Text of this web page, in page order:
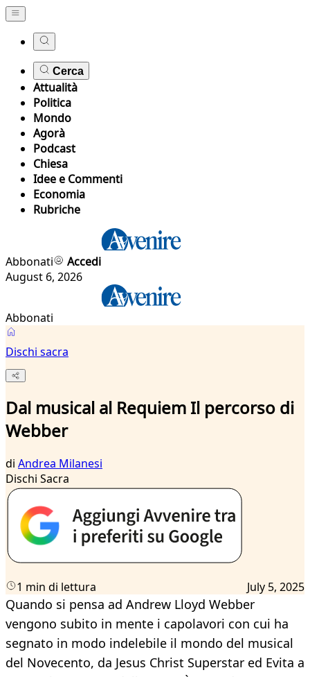
Cerca
Attualità
Politica
Mondo
Agorà
Podcast
Chiesa
Idee e Commenti
Economia
Rubriche
Abbonati
Accedi
August 6, 2026
Abbonati
Dischi sacra
Dal musical al Requiem Il percorso di
Webber
di Andrea Milanesi
Dischi Sacra
1 min di lettura July 5, 2025
Quando si pensa ad Andrew Lloyd Webber
vengono subito in mente i capolavori con cui ha
segnato in modo indelebile il mondo del musical
del Novecento, da Jesus Christ Superstar ed Evita a